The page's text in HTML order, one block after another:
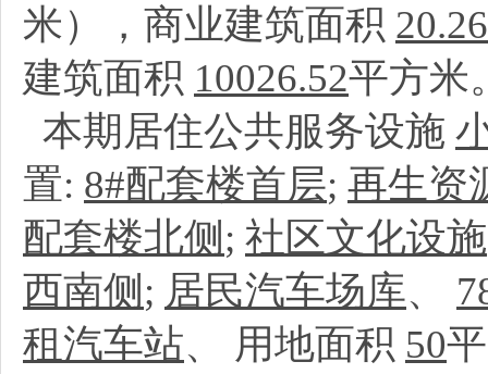
米），商业建筑面积 20.26
建筑面积 10026.52平方米
本期居住公共服务设施
置: 8#配套楼首层; 再生资
配套楼北侧 ; 社区文化设施
西南侧 ; 居民汽车场库、
租汽车站、 用地面积 50